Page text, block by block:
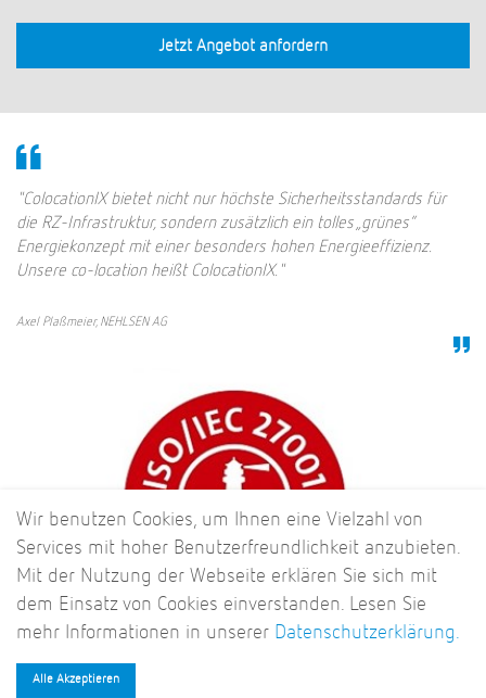
Jetzt Angebot anfordern
"ColocationIX bietet nicht nur höchste Sicherheitsstandards für
die RZ-Infrastruktur, sondern zusätzlich ein tolles „grünes“
Energiekonzept mit einer besonders hohen Energieeffizienz.
Unsere co-location heißt ColocationIX."
Axel Plaßmeier, NEHLSEN AG
Wir benutzen Cookies, um Ihnen eine Vielzahl von
Services mit hoher Benutzerfreundlichkeit anzubieten.
Mit der Nutzung der Webseite erklären Sie sich mit
dem Einsatz von Cookies einverstanden. Lesen Sie
mehr Informationen in unserer Datenschutzerklärung.
Alle Akzeptieren